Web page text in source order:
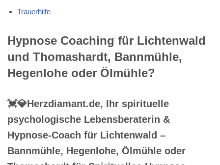
Trauerhilfe
Hypnose Coaching für Lichtenwald
und Thomashardt, Bannmühle,
Hegenlohe oder Ölmühle?
💓️💎Herzdiamant.de, Ihr spirituelle
psychologische Lebensberaterin &
Hypnose-Coach für Lichtenwald –
Bannmühle, Hegenlohe, Ölmühle oder